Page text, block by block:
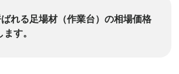
れる足場材（作業台）の相場価格
す。